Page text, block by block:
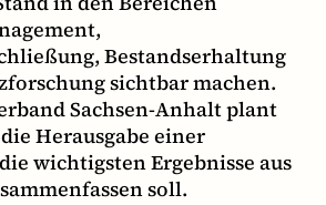
Bestandserhaltung
sichtbar machen.
Sachsen-Anhalt plant
Herausgabe einer
wichtigsten Ergebnisse aus
soll.